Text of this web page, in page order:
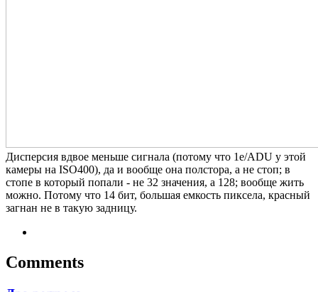
Дисперсия вдвое меньше сигнала (потому что 1e/ADU у этой
камеры на ISO400), да и вообще она полстора, а не стоп; в
стопе в который попали - не 32 значения, а 128; вообще жить
можно. Потому что 14 бит, большая емкость пиксела, красный
загнан не в такую задницу.
Comments